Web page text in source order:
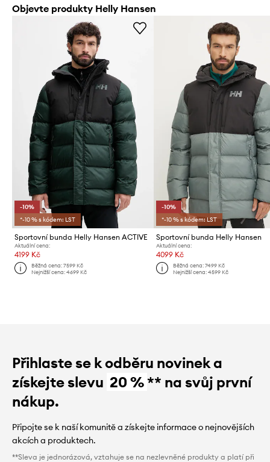
Objevte produkty Helly Hansen
-10%
*-10 % s kódem: LST
Sportovní bunda Helly Hansen ACTIVE
Aktuální cena:
4199 Kč
Běžná cena:7599 Kč
Nejnižší cena:4699 Kč
-10%
*-10 % s kódem: LST
Sportovní bunda Helly Hansen
Aktuální cena:
4099 Kč
Běžná cena: 7499 Kč
Nejnižší cena: 4599 Kč
Přihlaste se k odběru novinek a
získejte slevu 20 %** na svůj první
nákup.
Připojte se k naší komunitě a získejte informace o nejnovějších
akcích a produktech.
**Sleva je jednorázová, vztahuje se na nezlevněné produkty a platí při